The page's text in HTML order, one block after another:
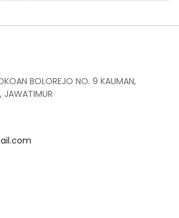
BOLOREJO NO. 9 KAUMAN,
JAWATIMUR